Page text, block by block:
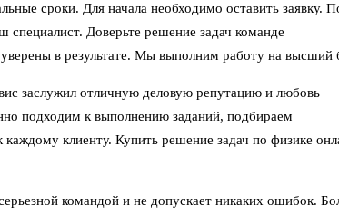
сроки. Для начала необходимо оставить заявку.
специалист. Доверьте решение задач команде
в результате. Мы выполним работу на высший
заслужил отличную деловую репутацию и любовь
подходим к выполнению заданий, подбираем
клиенту. Купить решение задач по физике
командой и не допускает никаких ошибок.